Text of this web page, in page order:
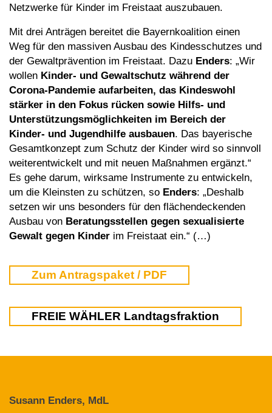
Netzwerke für Kinder im Freistaat auszubauen.
Mit drei Anträgen bereitet die Bayernkoalition einen
Weg für den massiven Ausbau des Kindesschutzes und
der Gewaltprävention im Freistaat. Dazu Enders: „Wir
wollen Kinder- und Gewaltschutz während der
Corona-Pandemie aufarbeiten, das Kindeswohl
stärker in den Fokus rücken sowie Hilfs- und
Unterstützungsmöglichkeiten im Bereich der
Kinder- und Jugendhilfe ausbauen. Das bayerische
Gesamtkonzept zum Schutz der Kinder wird so sinnvoll
weiterentwickelt und mit neuen Maßnahmen ergänzt.“
Es gehe darum, wirksame Instrumente zu entwickeln,
um die Kleinsten zu schützen, so Enders: „Deshalb
setzen wir uns besonders für den flächendeckenden
Ausbau von Beratungsstellen gegen sexualisierte
Gewalt gegen Kinder im Freistaat ein.“ (…)
Zum Antragspaket / PDF
FREIE WÄHLER Landtagsfraktion
Susann Enders, MdL